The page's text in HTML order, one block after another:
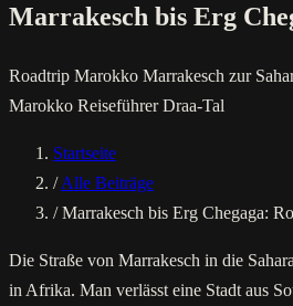
Marrakesch bis Erg
Roadtrip Marokko Marrakesch zur
Marokko ReiseführerDraa-Tal
Startseite
/ Alle Beiträge
/ Marrakesch bis Erg Chegaga:
Die Straße von Marrakesch in die
in Afrika. Man verlässt eine Stadt aus